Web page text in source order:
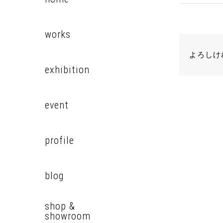
works
exhibition
event
profile
blog
shop &
showroom
よろしけ